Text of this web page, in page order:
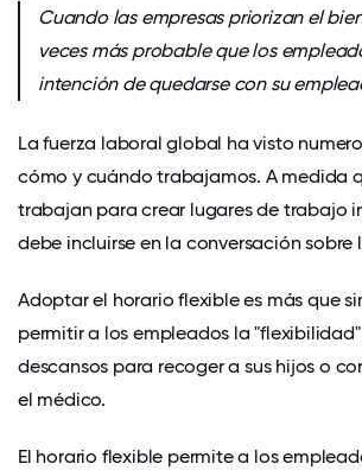
Cuando las empresas priorizan el
veces más probable que los
intención de quedarse con su
La fuerza laboral global ha visto
cómo y cuándo trabajamos. A medida
trabajan para crear lugares de trabajo
debe incluirse en la conversación sobre
Adoptar el horario flexible es más que
permitir a los empleados la
descansos para recoger a sus hijos o
el médico.
El horario flexible permite a los